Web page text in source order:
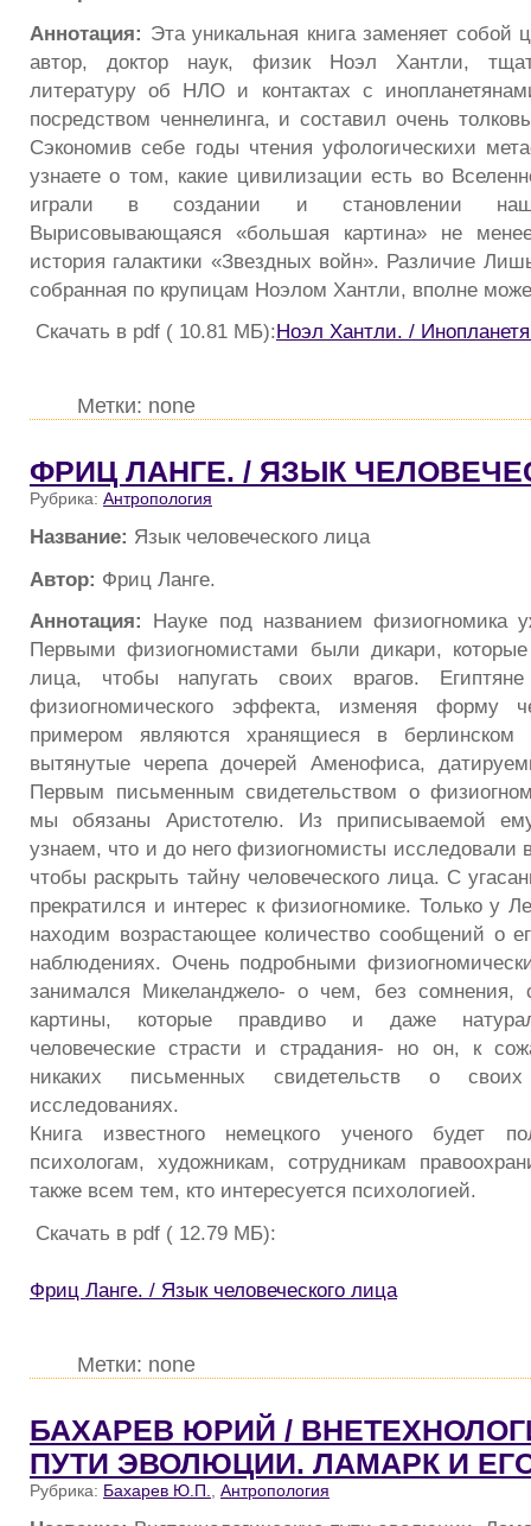
Аннотация: Эта уникальная книга заменяет собой
автор, доктор наук, физик Ноэл Хантли,
литературу об НЛО и контактах с
посредством ченнелинга, и составил очень
Сэкономив себе годы чтения уфолоrическихи
узнаете о том, какие цивилизации есть во
играли в создании и становлении
Вырисовывающаяся «большая картина» не
история галактики «Звездных войн». Различие
собранная по крупицам Ноэлом Хантли, вполне
Скачать в pdf ( 10.81 МБ):Ноэл Хантли. /
Метки: none
ФРИЦ ЛАНГЕ. / ЯЗЫК
Рубрика: Антропология
Название: Язык человеческого лица
Автор: Фриц Ланге.
Аннотация: Науке под названием физиогномика
Первыми физиогномистами были дикари,
лица, чтобы напугать своих врагов.
физиогномического эффекта, изменяя форму
примером являются хранящиеся в берлинском
вытянутые черепа дочерей Аменофиса,
Первым письменным свидетельством о
мы обязаны Аристотелю. Из приписываемой
узнаем, что и до него физиогномисты исследовали
чтобы раскрыть тайну человеческого лица. С
прекратился и интерес к физиогномике. Только у
находим возрастающее количество сообщений о
наблюдениях. Очень подробными
занимался Микеланджело- о чем, без сомнения,
картины, которые правдиво и даже
человеческие страсти и страдания- но он, к
никаких письменных свидетельств о своих
исследованиях.
Книга известного немецкого ученого будет
психологам, художникам, сотрудникам
также всем тем, кто интересуется психологией.
Скачать в pdf ( 12.79 МБ):
Фриц Ланге. / Язык человеческого лица
Метки: none
БАХАРЕВ ЮРИЙ /
ПУТИ ЭВОЛЮЦИИ. ЛАМАРК И
Рубрика: Бахарев Ю.П. Антропология